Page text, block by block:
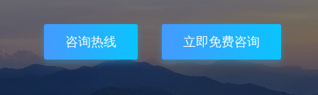
咨询热线 立即免费咨询